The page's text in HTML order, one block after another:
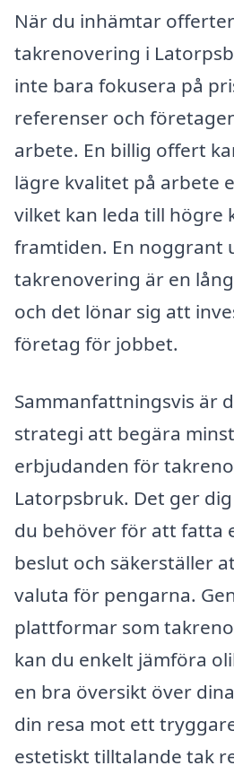
När du inhämtar
takrenovering i
inte bara fokusera på
referenser och
arbete. En billig offert
lägre kvalitet på arbete
vilket kan leda till högre
framtiden. En noggrant
takrenovering är en
och det lönar sig att
företag för jobbet.
Sammanfattningsvis är
strategi att begära
erbjudanden för
Latorpsbruk. Det ger
du behöver för att fatta
beslut och säkerställer
valuta för pengarna.
plattformar som
kan du enkelt jämföra
en bra översikt över
din resa mot ett
estetiskt tilltalande tak